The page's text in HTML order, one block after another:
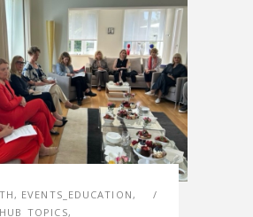
, EVENTS_EDUCATION,
,